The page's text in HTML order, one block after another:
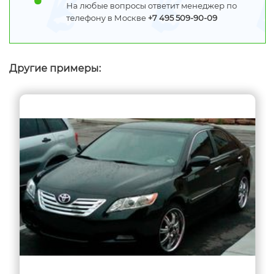
На любые вопросы ответит менеджер по
телефону в Москве +7 495 509-90-09
Другие примеры: